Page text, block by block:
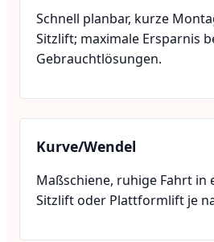
Schnell planbar, kurze
Sitzlift; maximale Ersparnis
Gebrauchtlösungen.
Kurve/Wendel
Maßschiene, ruhige Fahrt in
Sitzlift oder Plattformlift je